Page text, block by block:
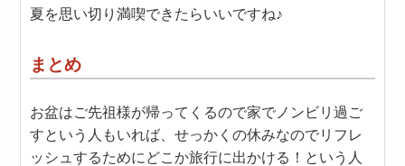
夏を思い切り満喫できたらいいですね♪
まとめ
お盆はご先祖様が帰ってくるので家でノンビリ過ご
すという人もいれば、せっかくの休みなのでリフレ
ッシュするためにどこか旅行に出かける！という人